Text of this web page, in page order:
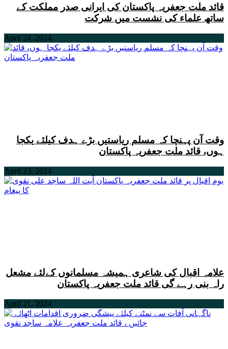
قائد ملت جعفریہ پاکستان کی ایرانی صدر مملکت کے
ساتھ علماء کی نشست میں شرکت
April 24, 2024
وقت آن پہنچا کہ مسلم ریاستیں بڑے ہدف کیلئے یکجا
ہوں، قائد ملت جعفریہ پاکستان
April 23, 2024
علامہ اقبال کی شاعری ہمیشہ مسلمانوں کےلئے مشعل
راہ بنی رہے گی قائد ملت جعفریہ پاکستان
April 21, 2024